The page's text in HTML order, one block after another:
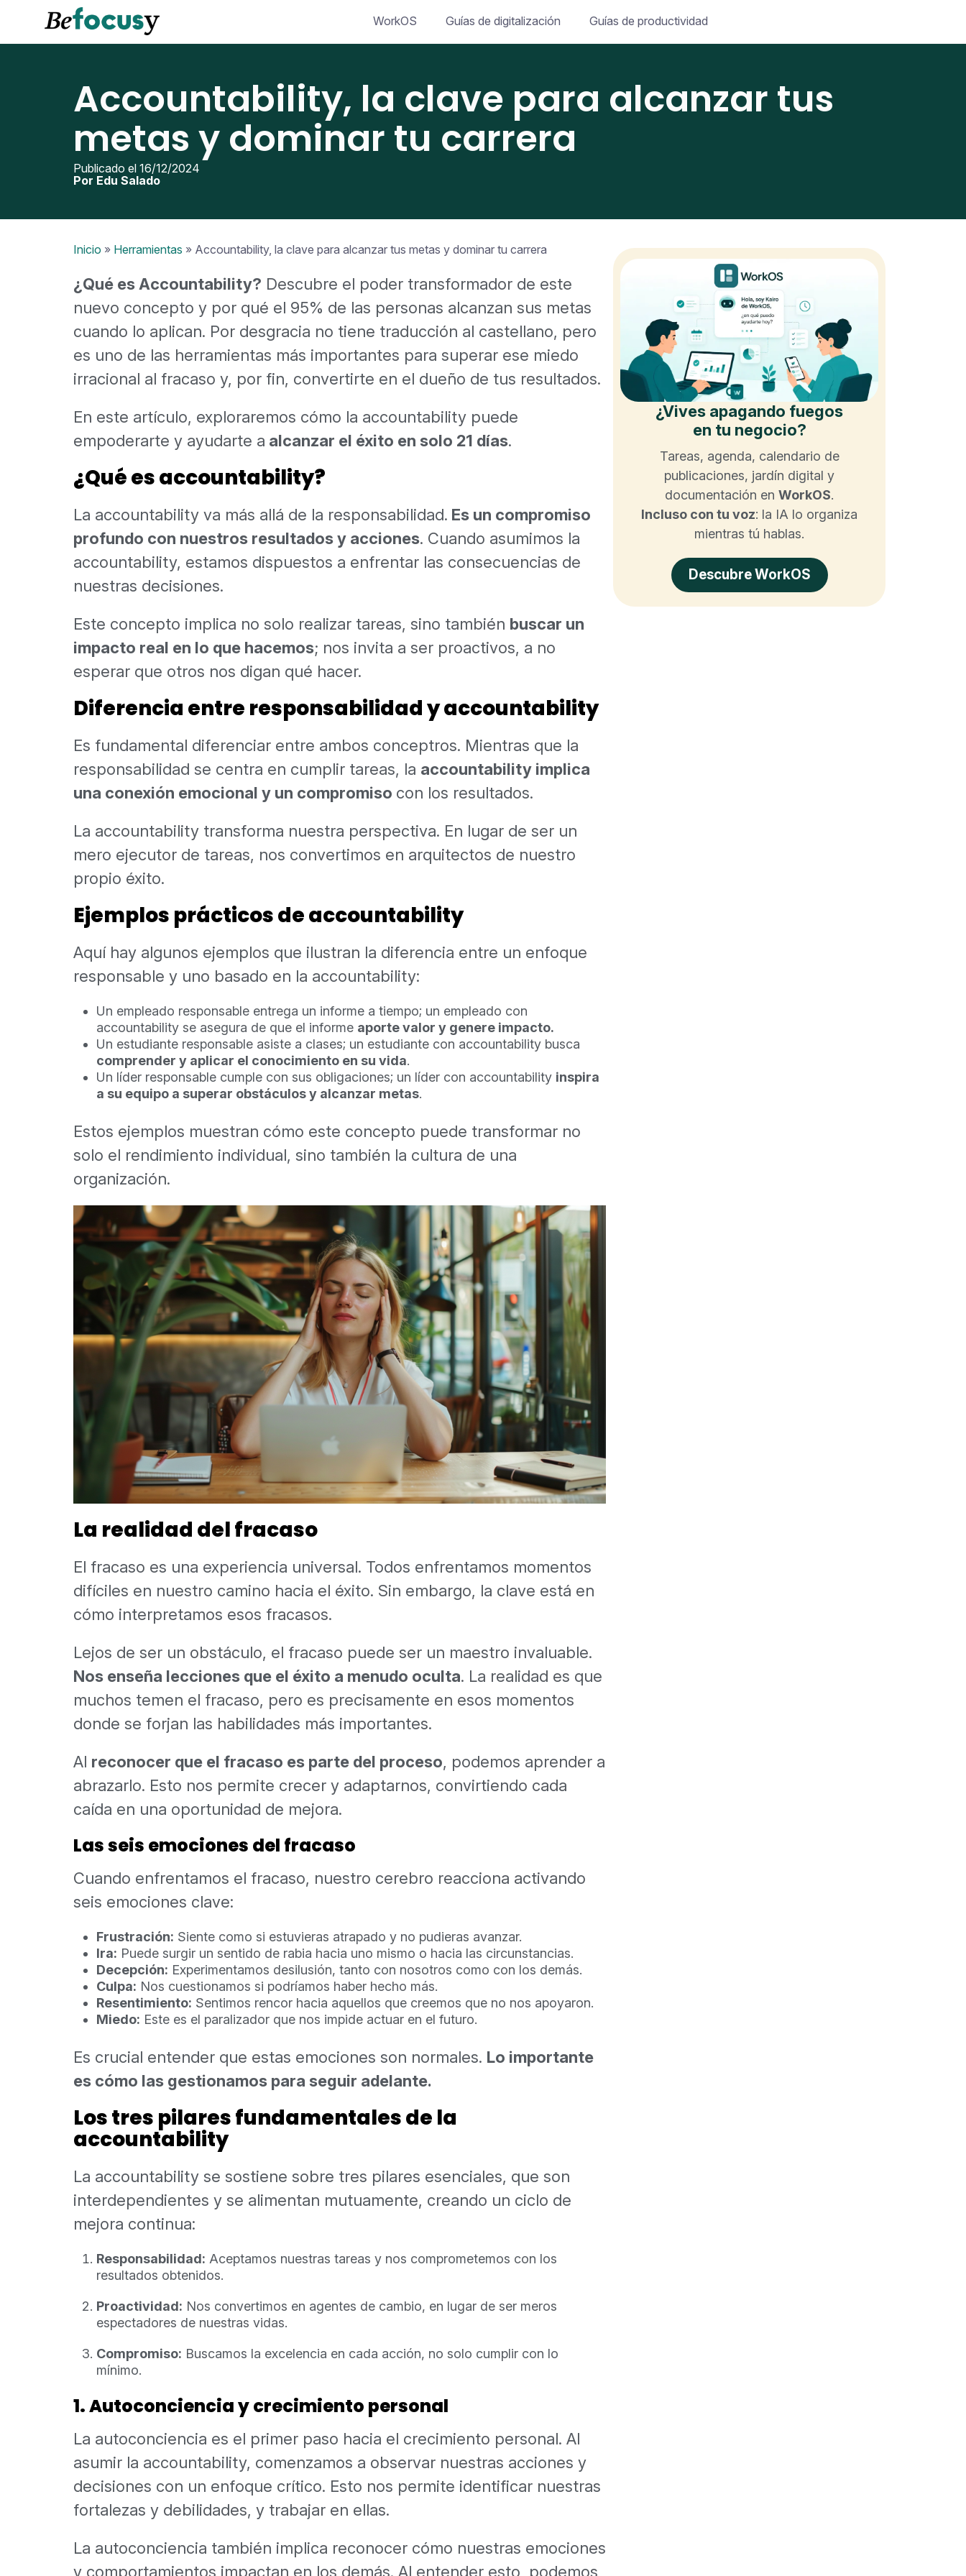
WorkOS Guías de digitalización Guías de productividad
Accountability, la clave para alcanzar tus
metas y dominar tu carrera
Publicado el 16/12/2024
Por Edu Salado
Inicio » Herramientas » Accountability, la clave para alcanzar tus metas y dominar tu carrera
¿Qué es Accountability? Descubre el poder transformador de este
nuevo concepto y por qué el 95% de las personas alcanzan sus metas
cuando lo aplican. Por desgracia no tiene traducción al castellano, pero
es uno de las herramientas más importantes para superar ese miedo
irracional al fracaso y, por fin, convertirte en el dueño de tus resultados.
En este artículo, exploraremos cómo la accountability puede
empoderarte y ayudarte a alcanzar el éxito en solo 21 días.
¿Qué es accountability?
La accountability va más allá de la responsabilidad. Es un compromiso
profundo con nuestros resultados y acciones. Cuando asumimos la
accountability, estamos dispuestos a enfrentar las consecuencias de
nuestras decisiones.
Este concepto implica no solo realizar tareas, sino también buscar un
impacto real en lo que hacemos; nos invita a ser proactivos, a no
esperar que otros nos digan qué hacer.
Diferencia entre responsabilidad y accountability
Es fundamental diferenciar entre ambos conceptros. Mientras que la
responsabilidad se centra en cumplir tareas, la accountability implica
una conexión emocional y un compromiso con los resultados.
La accountability transforma nuestra perspectiva. En lugar de ser un
mero ejecutor de tareas, nos convertimos en arquitectos de nuestro
propio éxito.
Ejemplos prácticos de accountability
Aquí hay algunos ejemplos que ilustran la diferencia entre un enfoque
responsable y uno basado en la accountability:
Un empleado responsable entrega un informe a tiempo; un empleado con
accountability se asegura de que el informe aporte valor y genere impacto.
Un estudiante responsable asiste a clases; un estudiante con accountability busca
comprender y aplicar el conocimiento en su vida.
Un líder responsable cumple con sus obligaciones; un líder con accountability inspira
a su equipo a superar obstáculos y alcanzar metas.
Estos ejemplos muestran cómo este concepto puede transformar no
solo el rendimiento individual, sino también la cultura de una
organización.
La realidad del fracaso
El fracaso es una experiencia universal. Todos enfrentamos momentos
difíciles en nuestro camino hacia el éxito. Sin embargo, la clave está en
cómo interpretamos esos fracasos.
Lejos de ser un obstáculo, el fracaso puede ser un maestro invaluable.
Nos enseña lecciones que el éxito a menudo oculta. La realidad es que
muchos temen el fracaso, pero es precisamente en esos momentos
donde se forjan las habilidades más importantes.
Al reconocer que el fracaso es parte del proceso, podemos aprender a
abrazarlo. Esto nos permite crecer y adaptarnos, convirtiendo cada
caída en una oportunidad de mejora.
Las seis emociones del fracaso
Cuando enfrentamos el fracaso, nuestro cerebro reacciona activando
seis emociones clave:
Frustración: Siente como si estuvieras atrapado y no pudieras avanzar.
Ira: Puede surgir un sentido de rabia hacia uno mismo o hacia las circunstancias.
Decepción: Experimentamos desilusión, tanto con nosotros como con los demás.
Culpa: Nos cuestionamos si podríamos haber hecho más.
Resentimiento: Sentimos rencor hacia aquellos que creemos que no nos apoyaron.
Miedo: Este es el paralizador que nos impide actuar en el futuro.
Es crucial entender que estas emociones son normales. Lo importante
es cómo las gestionamos para seguir adelante.
Los tres pilares fundamentales de la
accountability
La accountability se sostiene sobre tres pilares esenciales, que son
interdependientes y se alimentan mutuamente, creando un ciclo de
mejora continua:
Responsabilidad: Aceptamos nuestras tareas y nos comprometemos con los
resultados obtenidos.
Proactividad: Nos convertimos en agentes de cambio, en lugar de ser meros
espectadores de nuestras vidas.
Compromiso: Buscamos la excelencia en cada acción, no solo cumplir con lo
mínimo.
1. Autoconciencia y crecimiento personal
La autoconciencia es el primer paso hacia el crecimiento personal. Al
asumir la accountability, comenzamos a observar nuestras acciones y
decisiones con un enfoque crítico. Esto nos permite identificar nuestras
fortalezas y debilidades, y trabajar en ellas.
La autoconciencia también implica reconocer cómo nuestras emociones
y comportamientos impactan en los demás. Al entender esto, podemos
¿Vives apagando fuegos
en tu negocio?
Tareas, agenda, calendario de
publicaciones, jardín digital y
documentación en WorkOS.
Incluso con tu voz: la IA lo organiza
mientras tú hablas.
Descubre WorkOS